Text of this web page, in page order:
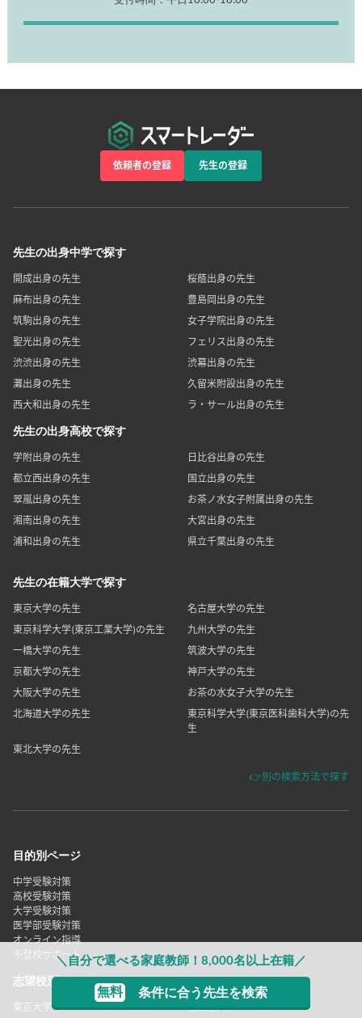
＼自分で選べる家庭教師！8,000名以上在籍／
無料 条件に合う先生を検索
依頼者の登録 先生の登録
先生の出身中学で探す
開成出身の先生
桜蔭出身の先生
麻布出身の先生
豊島岡出身の先生
筑駒出身の先生
女子学院出身の先生
聖光出身の先生
フェリス出身の先生
渋渋出身の先生
渋幕出身の先生
灘出身の先生
久留米附設出身の先生
西大和出身の先生
ラ・サール出身の先生
先生の出身高校で探す
学附出身の先生
日比谷出身の先生
都立西出身の先生
国立出身の先生
翠嵐出身の先生
お茶ノ水女子附属出身の先生
湘南出身の先生
大宮出身の先生
浦和出身の先生
県立千葉出身の先生
先生の在籍大学で探す
東京大学の先生
名古屋大学の先生
東京科学大学(東京工業大学)の先生
九州大学の先生
一橋大学の先生
筑波大学の先生
京都大学の先生
神戸大学の先生
大阪大学の先生
お茶の水女子大学の先生
北海道大学の先生
東京科学大学(東京医科歯科大学)の先
生
東北大学の先生
👉別の検索方法で探す
目的別ページ
中学受験対策
高校受験対策
大学受験対策
医学部受験対策
オンライン指導
不登校サポート
志望校別ページ
東京大学